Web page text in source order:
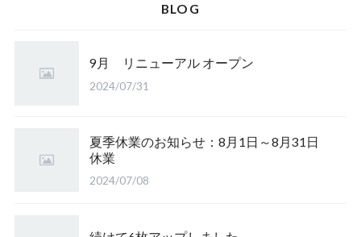
BLOG
9月 リニューアル オープン
2024/07/31
夏季休業のお知らせ：8月1日～8月31日
休業
2024/07/08